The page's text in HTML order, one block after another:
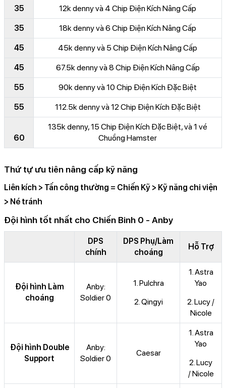
35 12k denny và 4 Chip Điện Kích Nâng Cấp
35 18k denny và 6 Chip Điện Kích Nâng Cấp
45 45k denny và 5 Chip Điện Kích Nâng Cấp
45 67.5k denny và 8 Chip Điện Kích Nâng Cấp
55 90k denny và 10 Chip Điện Kích Đặc Biệt
55 112.5k denny và 12 Chip Điện Kích Đặc Biệt
60
135k denny, 15 Chip Điện Kích Đặc Biệt, và 1 vé
Chuồng Hamster
Thứ tự ưu tiên nâng cấp kỹ năng
Liên kích > Tấn công thường = Chiến Kỹ > Kỹ năng chi viện
> Né tránh
Đội hình tốt nhất cho Chiến Binh 0 - Anby
DPS
chính
DPS Phụ/Làm
choáng
Hỗ Trợ
Đội hình Làm
choáng
Anby:
Soldier 0
1. Pulchra
2. Qingyi
1. Astra
Yao
2. Lucy /
Nicole
Đội hình Double
Support
Anby:
Soldier 0
Caesar
1. Astra
Yao
2. Lucy
/ Nicole